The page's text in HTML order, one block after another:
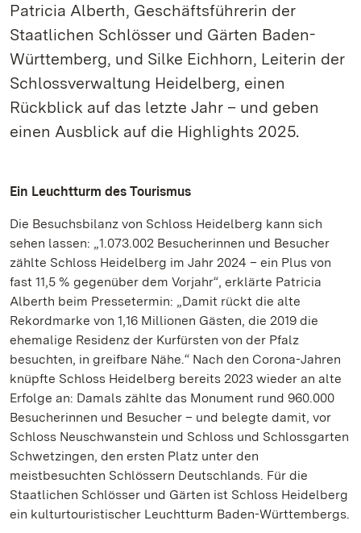
Patricia Alberth, Geschäftsführerin der
Staatlichen Schlösser und Gärten Baden-
Württemberg, und Silke Eichhorn, Leiterin der
Schlossverwaltung Heidelberg, einen
Rückblick auf das letzte Jahr – und geben
einen Ausblick auf die Highlights 2025.
Ein Leuchtturm des Tourismus
Die Besuchsbilanz von Schloss Heidelberg kann sich
sehen lassen: „1.073.002 Besucherinnen und Besucher
zählte Schloss Heidelberg im Jahr 2024 – ein Plus von
fast 11,5 % gegenüber dem Vorjahr“, erklärte Patricia
Alberth beim Pressetermin: „Damit rückt die alte
Rekordmarke von 1,16 Millionen Gästen, die 2019 die
ehemalige Residenz der Kurfürsten von der Pfalz
besuchten, in greifbare Nähe.“ Nach den Corona-Jahren
knüpfte Schloss Heidelberg bereits 2023 wieder an alte
Erfolge an: Damals zählte das Monument rund 960.000
Besucherinnen und Besucher – und belegte damit, vor
Schloss Neuschwanstein und Schloss und Schlossgarten
Schwetzingen, den ersten Platz unter den
meistbesuchten Schlössern Deutschlands. Für die
Staatlichen Schlösser und Gärten ist Schloss Heidelberg
ein kulturtouristischer Leuchtturm Baden-Württembergs.